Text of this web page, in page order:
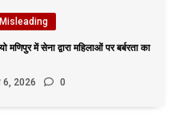
Misleading
में सेना द्वारा महिलाओं पर बर्बरता का
6, 2026 0